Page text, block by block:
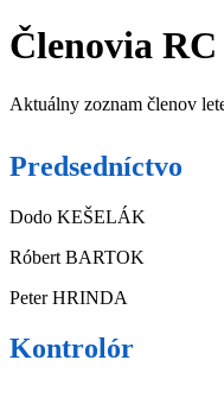
Členovia
Aktuálny zoznam členov
Predsedníctvo
Dodo KEŠELÁK
Róbert BARTOK
Peter HRINDA
Kontrolór